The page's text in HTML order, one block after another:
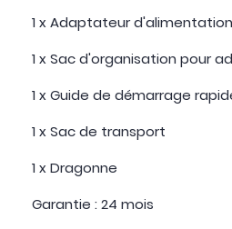
1 x Adaptateur
1 x Sac d'organisation pour
1 x Guide de démarrage
1 x Sac de transport
1 x Dragonne
Garantie : 24 mois